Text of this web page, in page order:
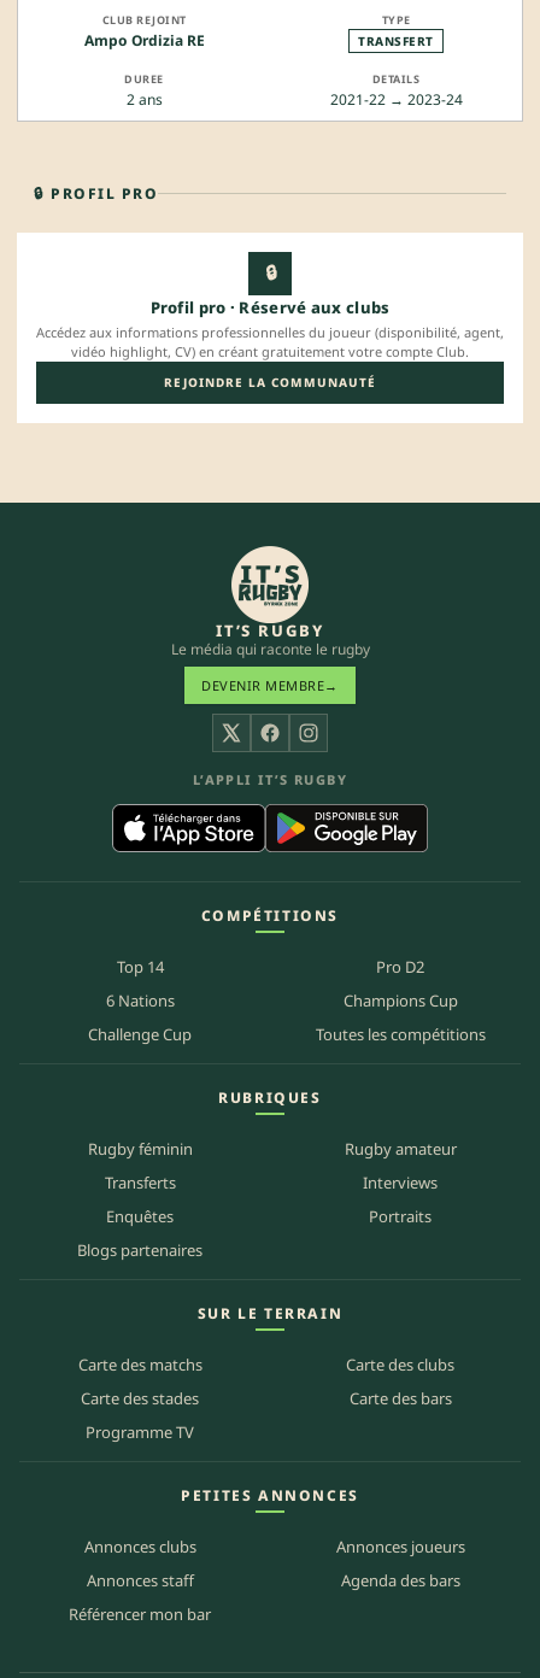
Ampo Ordizia RE TRANSFERT
2 ans 2021-22 → 2023-24
🔒 PROFIL PRO
🔒
Profil pro · Réservé aux clubs
Accédez aux informations professionnelles du joueur (disponibilité, agent,
vidéo highlight, CV) en créant gratuitement votre compte Club.
REJOINDRE LA COMMUNAUTÉ
IT’S RUGBY
Le média qui raconte le rugby
DEVENIR MEMBRE→
X FacebookInstagram
L’APPLI IT’S RUGBY
COMPÉTITIONS
Top 14
Pro D2
6 Nations
Champions Cup
Challenge Cup
Toutes les compétitions
RUBRIQUES
Rugby féminin
Rugby amateur
Transferts
Interviews
Enquêtes
Portraits
Blogs partenaires
SUR LE TERRAIN
Carte des matchs
Carte des clubs
Carte des stades
Carte des bars
Programme TV
PETITES ANNONCES
Annonces clubs
Annonces joueurs
Annonces staff
Agenda des bars
Référencer mon bar